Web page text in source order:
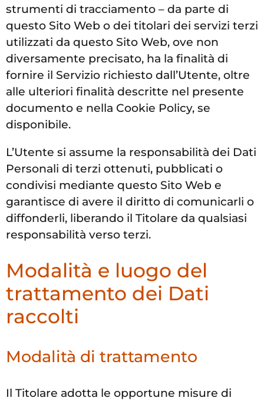
strumenti di tracciamento – da parte di
questo Sito Web o dei titolari dei servizi terzi
utilizzati da questo Sito Web, ove non
diversamente precisato, ha la finalità di
fornire il Servizio richiesto dall’Utente, oltre
alle ulteriori finalità descritte nel presente
documento e nella Cookie Policy, se
disponibile.
L’Utente si assume la responsabilità dei Dati
Personali di terzi ottenuti, pubblicati o
condivisi mediante questo Sito Web e
garantisce di avere il diritto di comunicarli o
diffonderli, liberando il Titolare da qualsiasi
responsabilità verso terzi.
Modalità e luogo del
trattamento dei Dati
raccolti
Modalità di trattamento
Il Titolare adotta le opportune misure di